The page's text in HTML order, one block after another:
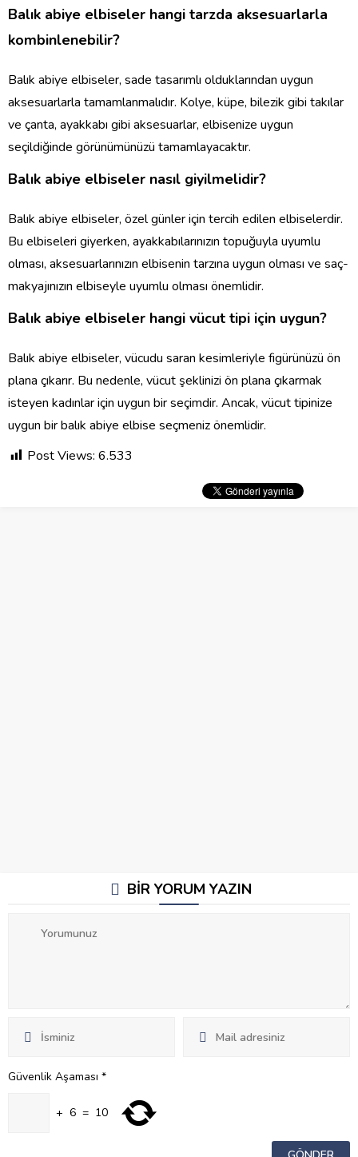
Balık abiye elbiseler hangi tarzda aksesuarlarla
kombinlenebilir?
Balık abiye elbiseler, sade tasarımlı olduklarından uygun
aksesuarlarla tamamlanmalıdır. Kolye, küpe, bilezik gibi takılar
ve çanta, ayakkabı gibi aksesuarlar, elbisenize uygun
seçildiğinde görünümünüzü tamamlayacaktır.
Balık abiye elbiseler nasıl giyilmelidir?
Balık abiye elbiseler, özel günler için tercih edilen elbiselerdir.
Bu elbiseleri giyerken, ayakkabılarınızın topuğuyla uyumlu
olması, aksesuarlarınızın elbisenin tarzına uygun olması ve saç-
makyajınızın elbiseyle uyumlu olması önemlidir.
Balık abiye elbiseler hangi vücut tipi için uygun?
Balık abiye elbiseler, vücudu saran kesimleriyle figürünüzü ön
plana çıkarır. Bu nedenle, vücut şeklinizi ön plana çıkarmak
isteyen kadınlar için uygun bir seçimdir. Ancak, vücut tipinize
uygun bir balık abiye elbise seçmeniz önemlidir.
Post Views: 6.533
BİR YORUM YAZIN
Güvenlik Aşaması *
+ 6 = 10